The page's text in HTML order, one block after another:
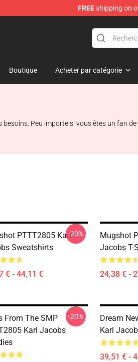
FREEshipping on
Shop
Boutique Acheter par catégorie
Peu importe si vous êtes un fan
PTTT2805 Karl
Sweatshirts
€ - 44,11 €
-20%
Mugshot
Jacobs T-
24,38 € -
From The SMP
Karl Jacobs
-20%
Dream
Karl
39,51 € -